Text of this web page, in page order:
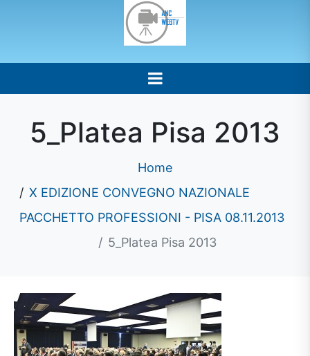
5_Platea Pisa 2013
Home
X EDIZIONE CONVEGNO NAZIONALE
PACCHETTO PROFESSIONI - PISA 08.11.2013
5_Platea Pisa 2013